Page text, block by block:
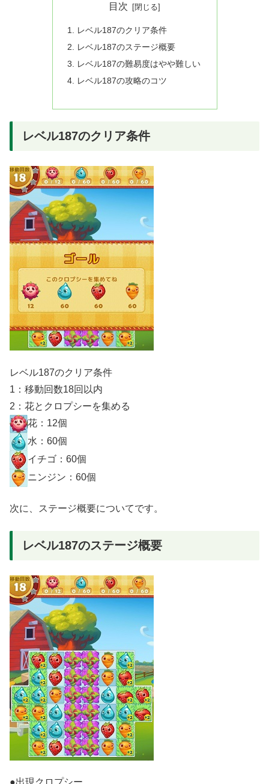
目次
レベル187のクリア条件
レベル187のステージ概要
レベル187の難易度はやや難しい
レベル187の攻略のコツ
レベル187のクリア条件
レベル187のクリア条件
1：移動回数18回以内
2：花とクロプシーを集める
花：12個
水：60個
イチゴ：60個
ニンジン：60個
次に、ステージ概要についてです。
レベル187のステージ概要
●出現クロプシー